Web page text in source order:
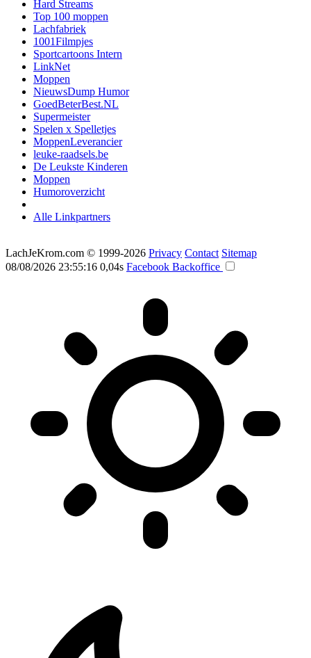
Hard Streams
Top 100 moppen
Lachfabriek
1001Filmpjes
Sportcartoons Intern
LinkNet
Moppen
NieuwsDump Humor
GoedBeterBest.NL
Supermeister
Spelen x Spelletjes
MoppenLeverancier
leuke-raadsels.be
De Leukste Kinderen
Moppen
Humoroverzicht
Alle Linkpartners
LachJeKrom.com © 1999-2026 Privacy Contact Sitemap
08/08/2026 23:55:16 0,04s Facebook Backoffice